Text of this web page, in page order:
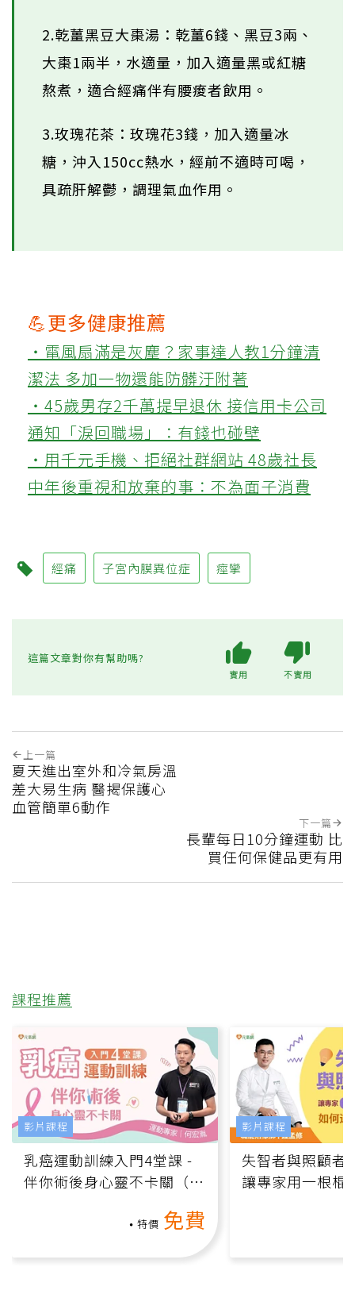
2.乾薑黑豆大棗湯：乾薑6錢、黑豆3兩、
大棗1兩半，水適量，加入適量黑或紅糖
熬煮，適合經痛伴有腰痠者飲用。
3.玫瑰花茶：玫瑰花3錢，加入適量冰
糖，沖入150cc熱水，經前不適時可喝，
具疏肝解鬱，調理氣血作用。
💪更多健康推薦
‧電風扇滿是灰塵？家事達人教1分鐘清
潔法 多加一物還能防髒汙附著
‧45歲男存2千萬提早退休 接信用卡公司
通知「淚回職場」：有錢也碰壁
‧用千元手機、拒絕社群網站 48歲社長
中年後重視和放棄的事：不為面子消費
經痛 子宮內膜異位症 痙攣
這篇文章對你有幫助嗎?
實用 不實用
上一篇
夏天進出室外和冷氣房溫
差大易生病 醫揭保護心
血管簡單6動作
下一篇
長輩每日10分鐘運動 比
買任何保健品更有用
課程推薦
乳癌運動訓練入門4堂課 -
伴你術後身心靈不卡關（線
特價 免費
影片課程
失智者與照顧者
讓專家用一根棍
影片課程